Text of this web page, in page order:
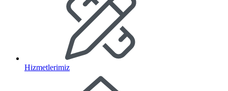
Hizmetlerimiz